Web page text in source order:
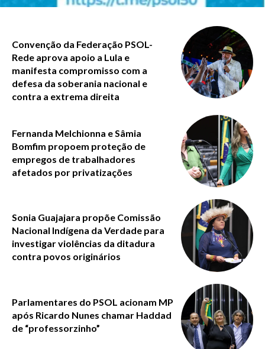
Convenção da Federação PSOL-
Rede aprova apoio a Lula e
manifesta compromisso com a
defesa da soberania nacional e
contra a extrema direita
Fernanda Melchionna e Sâmia
Bomfim propoem proteção de
empregos de trabalhadores
afetados por privatizações
Sonia Guajajara propõe Comissão
Nacional Indígena da Verdade para
investigar violências da ditadura
contra povos originários
Parlamentares do PSOL acionam MP
após Ricardo Nunes chamar Haddad
de “professorzinho”